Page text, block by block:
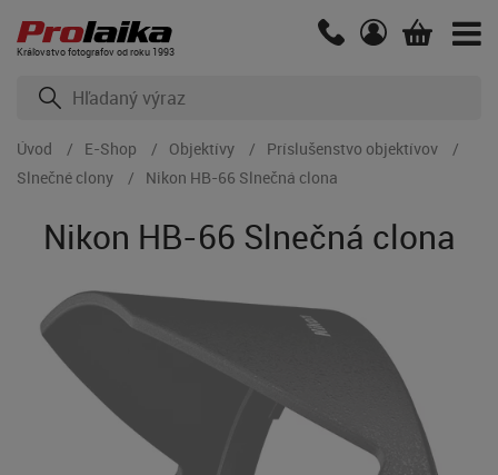
Kráľovstvo fotografov od roku 1993
Úvod E-Shop Objektívy
Príslušenstvo objektívov
Slnečné clony
Nikon HB-66 Slnečná clona
Nikon HB-66 Slnečná clona